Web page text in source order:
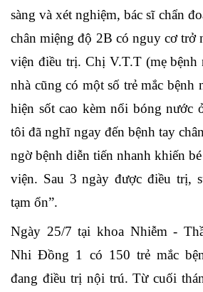
sàng và xét nghiệm, bác sĩ chẩn
chân miệng độ 2B có nguy cơ trở
viện điều trị. Chị V.T.T (mẹ bệnh
nhà cũng có một số trẻ mắc bệnh
hiện sốt cao kèm nổi bóng nước
tôi đã nghĩ ngay đến bệnh tay
ngờ bệnh diễn tiến nhanh khiến
viện. Sau 3 ngày được điều trị,
tạm ổn”.
Ngày 25/7 tại khoa Nhiễm -
Nhi Đồng 1 có 150 trẻ mắc
đang điều trị nội trú. Từ cuối